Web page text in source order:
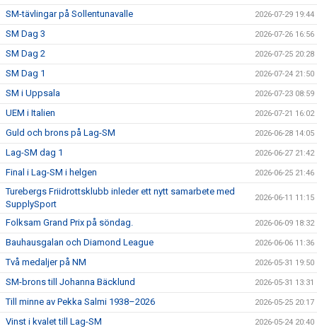
SM-tävlingar på Sollentunavalle 2026-07-29 19:44
SM Dag 3 2026-07-26 16:56
SM Dag 2 2026-07-25 20:28
SM Dag 1 2026-07-24 21:50
SM i Uppsala 2026-07-23 08:59
UEM i Italien 2026-07-21 16:02
Guld och brons på Lag-SM 2026-06-28 14:05
Lag-SM dag 1 2026-06-27 21:42
Final i Lag-SM i helgen 2026-06-25 21:46
Turebergs Friidrottsklubb inleder ett nytt samarbete med
SupplySport
2026-06-11 11:15
Folksam Grand Prix på söndag. 2026-06-09 18:32
Bauhausgalan och Diamond League 2026-06-06 11:36
Två medaljer på NM 2026-05-31 19:50
SM-brons till Johanna Bäcklund 2026-05-31 13:31
Till minne av Pekka Salmi 1938–2026 2026-05-25 20:17
Vinst i kvalet till Lag-SM 2026-05-24 20:40